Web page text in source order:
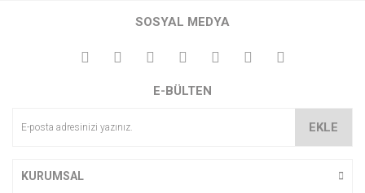
SOSYAL MEDYA
E-BÜLTEN
EKLE
KURUMSAL